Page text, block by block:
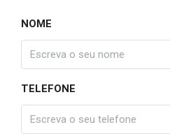
NOME
TELEFONE